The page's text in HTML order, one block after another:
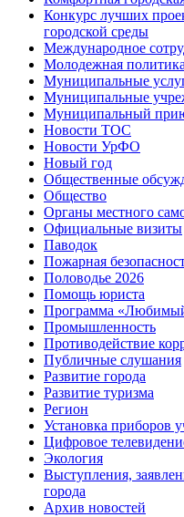
Конкурс лучших
городской среды
Международное
Молодежная
Муниципальные
Муниципальные
Муниципальный
Новости ТОС
Новости УрФО
Новый год
Общественные
Общество
Органы местного
Официальные визиты
Паводок
Пожарная
Половодье 2026
Помощь юриста
Программа
Промышленность
Противодействие
Публичные слушания
Развитие города
Развитие туризма
Регион
Установка приборов
Цифровое
Экология
Выступления,
города
Архив новостей